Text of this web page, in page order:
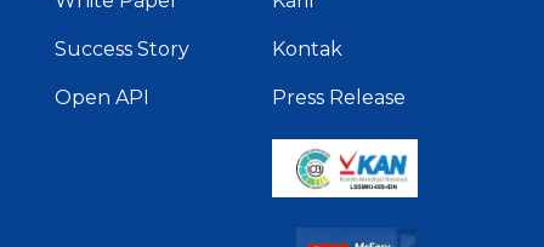
Success Story
Open API
Kontak
Press Release